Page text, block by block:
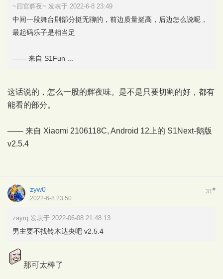
~四宫辉夜~ 发表于 2022-6-8 23:49
中间一段舞台剧部分挺无聊的，前边质量挺高，后边怎么说呢，
最起码乐子是相当足
—— 来自 S1Fun ...
这话说的，怎么一股的辉夜味。是不是只要切割的好，都有
能看的部分。
—— 来自 Xiaomi 2106118C, Android 12上的 S1Next-鹅版
v2.5.4
31#
zyw0
2022-6-8 23:50
zayrq 发表于 2022-06-08 21:48:13
男主要不找铃木达央吧 v2.5.4
那可太棒了